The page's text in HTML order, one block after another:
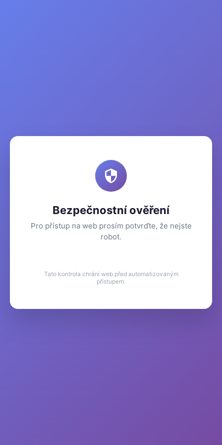
Bezpečnostní ověření
Pro přístup na web prosím potvrďte, že nejste
robot.
Tato kontrola chrání web před automatizovaným
přístupem.